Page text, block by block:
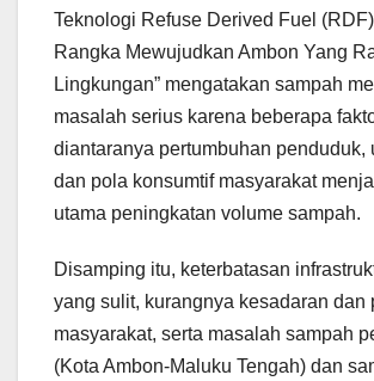
Teknologi Refuse Derived Fuel
Rangka Mewujudkan Ambon Yang
Lingkungan” mengatakan sampah
masalah serius karena beberapa
diantaranya pertumbuhan penduduk,
dan pola konsumtif masyarakat
utama peningkatan volume sampah.
Disamping itu, keterbatasan
yang sulit, kurangnya kesadaran dan
masyarakat, serta masalah sampah
(Kota Ambon-Maluku Tengah) dan